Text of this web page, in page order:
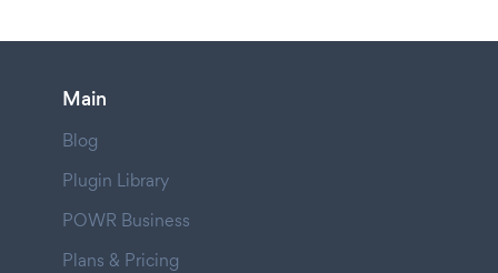
Main
Blog
Plugin Library
POWR Business
Plans & Pricing